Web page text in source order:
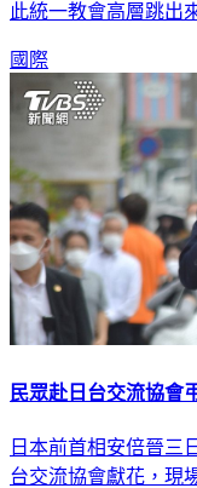
此統一教會高層跳出
國際
民眾赴日台交流協會
日本前首相安倍晉三
台交流協會獻花，現